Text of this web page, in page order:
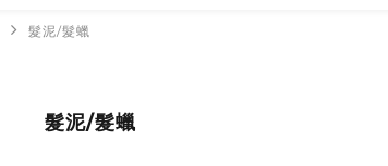
髮泥/髮蠟
髮泥/髮蠟